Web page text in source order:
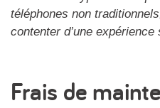
téléphones non
contenter d’une
Frais de